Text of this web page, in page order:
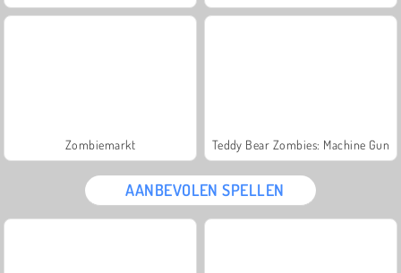
Zombiemarkt Teddy Bear Zombies: Machine Gun
AANBEVOLEN SPELLEN